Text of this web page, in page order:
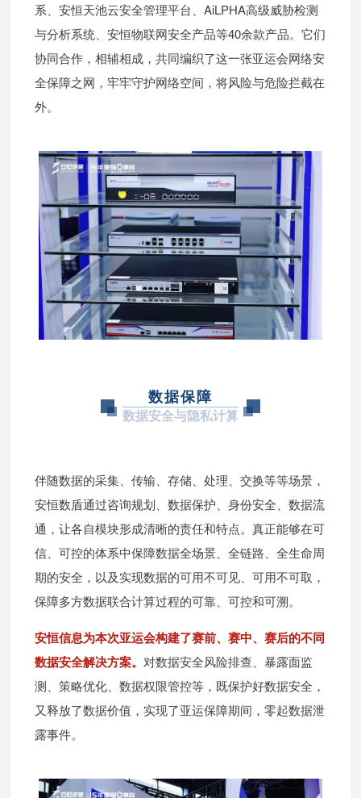
系、安恒天池云安全管理平台、AiLPHA高级威胁检测
与分析系统、安恒物联网安全产品等40余款产品。它们
协同合作，相辅相成，共同编织了这一张亚运会网络安
全保障之网，牢牢守护网络空间，将风险与危险拦截在
外。
数据保障
数据安全与隐私计算
伴随数据的采集、传输、存储、处理、交换等等场景，
安恒数盾通过咨询规划、数据保护、身份安全、数据流
通，让各自模块形成清晰的责任和特点。真正能够在可
信、可控的体系中保障数据全场景、全链路、全生命周
期的安全，以及实现数据的可用不可见、可用不可取，
保障多方数据联合计算过程的可靠、可控和可溯。
安恒信息为本次亚运会构建了赛前、赛中、赛后的不同
数据安全解决方案。对数据安全风险排查、暴露面监
测、策略优化、数据权限管控等，既保护好数据安全，
又释放了数据价值，实现了亚运保障期间，零起数据泄
露事件。